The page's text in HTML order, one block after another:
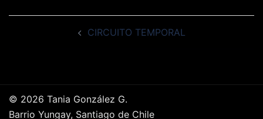
CIRCUITO TEMPORAL
© 2026 Tania González G.
Barrio Yungay, Santiago de Chile